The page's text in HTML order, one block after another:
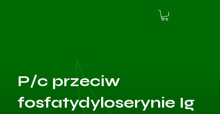
P/c przeciw
fosfatydyloserynie Ig